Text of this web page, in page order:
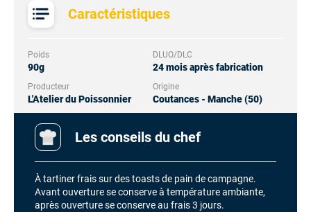
Caractéristiques
Poids
90g
DLUO/DLC
24 mois après fabrication
Producteur
L'Atelier du Poissonnier
Origine
Coutances - Manche (50)
Les conseils du chef
À tartiner frais sur des toasts de pain de campagne.
Avant ouverture se conserve à température ambiante,
après ouverture se conserve au frais 3 jours.